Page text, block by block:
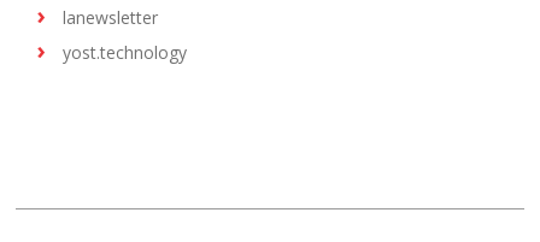
lanewsletter
yost.technology